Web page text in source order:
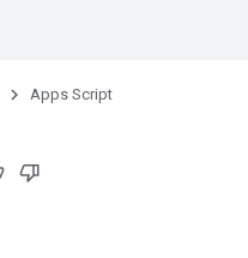
Apps Script